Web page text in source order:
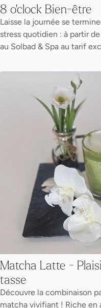
8 o'clock Bien-être
Laisse la journée se
stress quotidien : à partir
au Solbad & Spa au tarif
Matcha Latte -
tasse
Découvre la combinaison
matcha vivifiant ! Riche en